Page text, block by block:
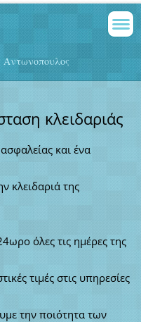
Αντωνοπουλος
κλειδαριάς
και ένα
κλειδαριά της
όλες τις ημέρες της
τιμές στις υπηρεσίες
την ποιότητα των